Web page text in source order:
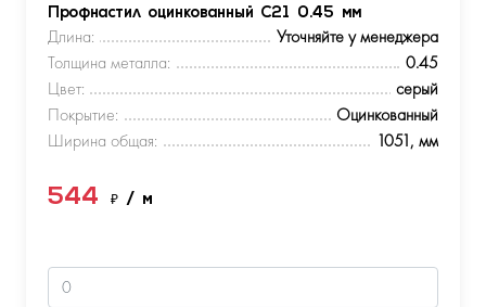
Профнастил оцинкованный С21 0.45 мм
Длина:
Уточняйте у менеджера
Толщина металла:
0.45
Цвет:
серый
Покрытие:
Оцинкованный
Ширина общая:
1051, мм
544 ₽ / м